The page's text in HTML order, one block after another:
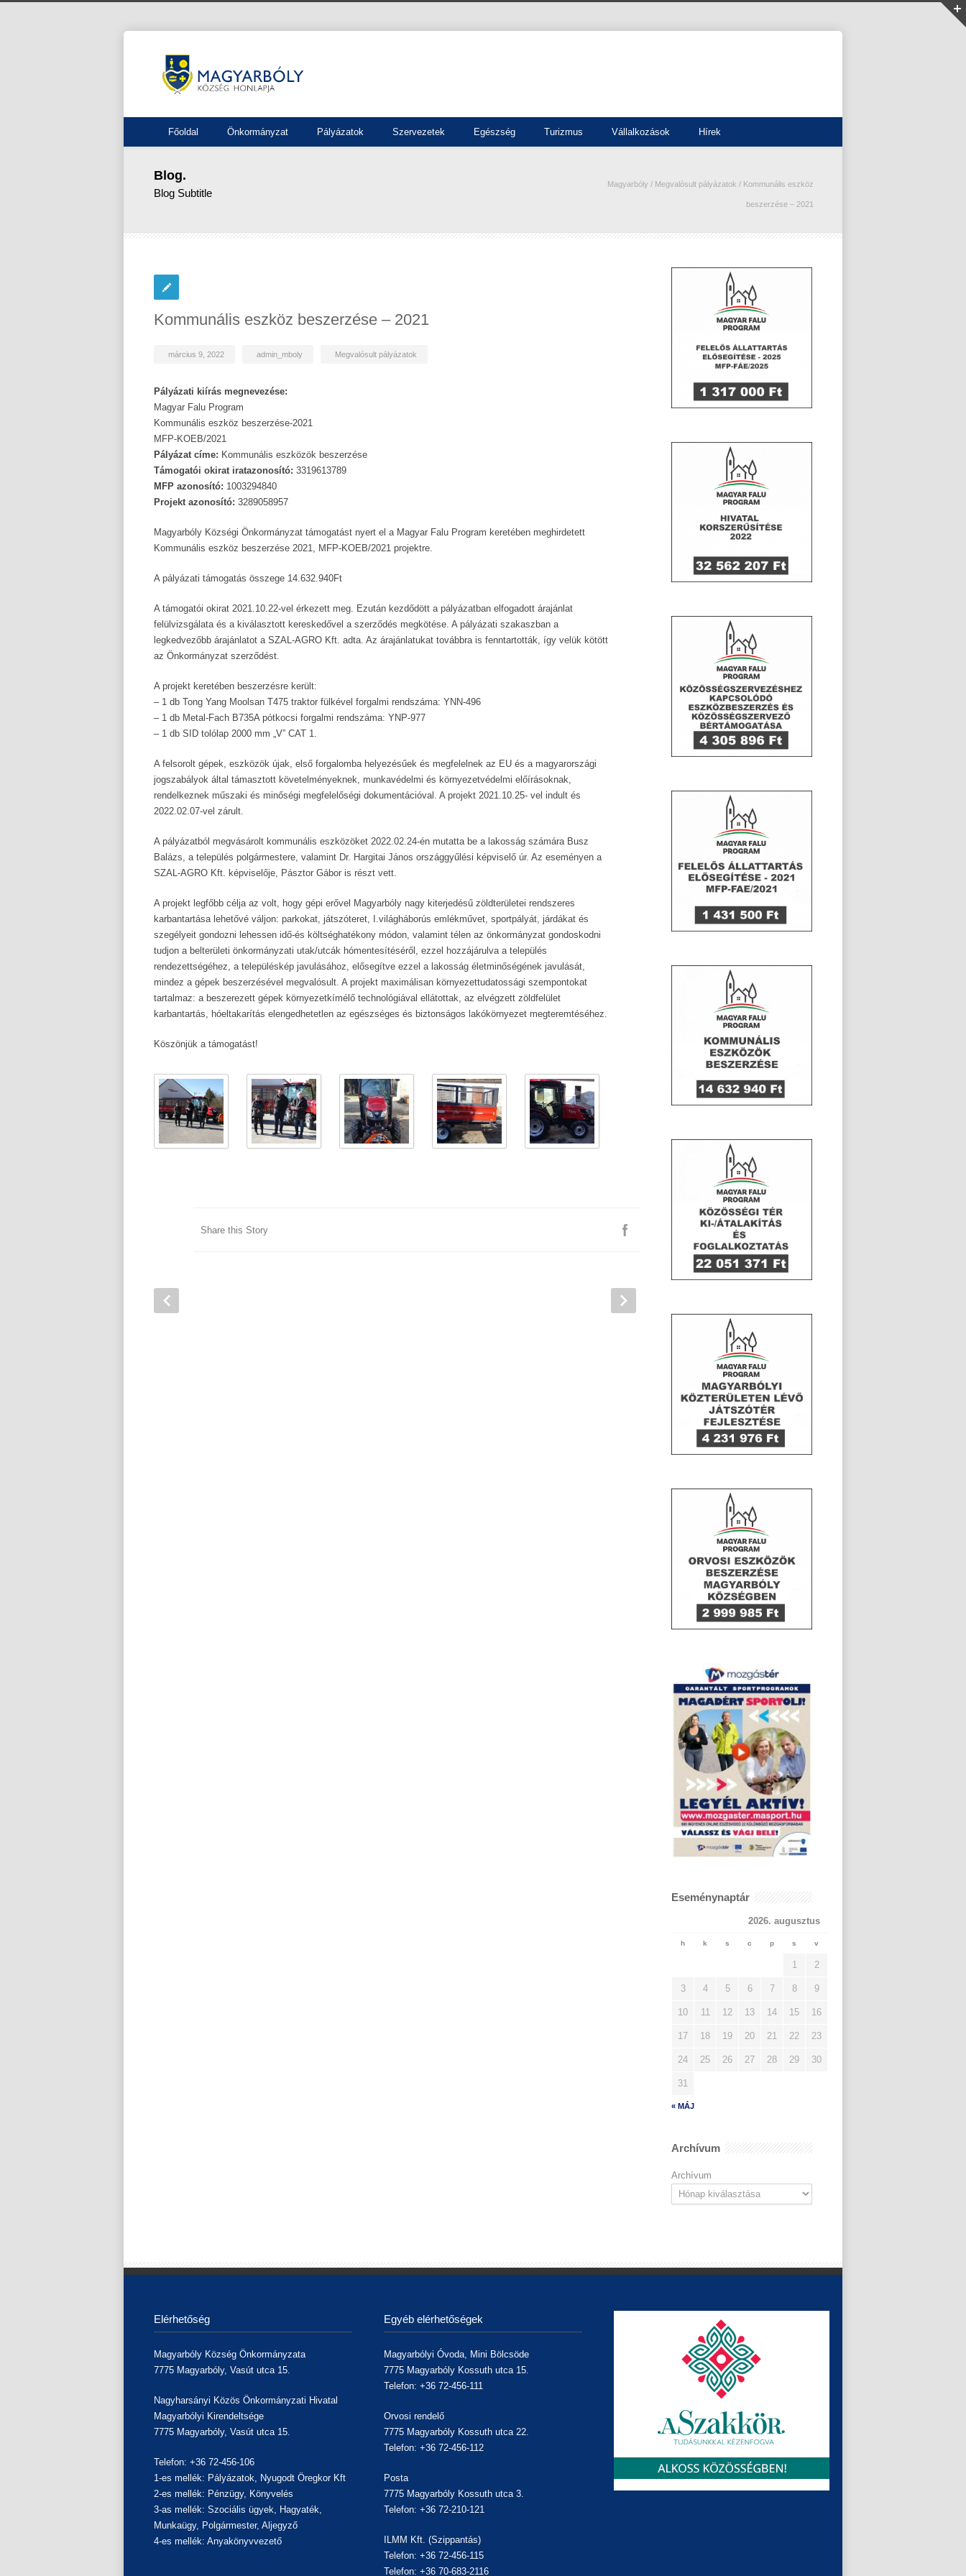
Főoldal Önkormányzat Pályázatok Szervezetek Egészség Turizmus Vállalkozások Hírek
Blog.
Blog Subtitle
Magyarbóly / Megvalósult pályázatok / Kommunális eszköz
beszerzése – 2021
Kommunális eszköz beszerzése – 2021
március 9, 2022 admin_mboly Megvalósult pályázatok
Pályázati kiírás megnevezése:
Magyar Falu Program
Kommunális eszköz beszerzése-2021
MFP-KOEB/2021
Pályázat címe: Kommunális eszközök beszerzése
Támogatói okirat iratazonosító: 3319613789
MFP azonosító: 1003294840
Projekt azonosító: 3289058957
Magyarbóly Községi Önkormányzat támogatást nyert el a Magyar Falu Program keretében meghirdetett
Kommunális eszköz beszerzése 2021, MFP-KOEB/2021 projektre.
A pályázati támogatás összege 14.632.940Ft
A támogatói okirat 2021.10.22-vel érkezett meg. Ezután kezdődött a pályázatban elfogadott árajánlat
felülvizsgálata és a kiválasztott kereskedővel a szerződés megkötése. A pályázati szakaszban a
legkedvezőbb árajánlatot a SZAL-AGRO Kft. adta. Az árajánlatukat továbbra is fenntartották, így velük kötött
az Önkormányzat szerződést.
A projekt keretében beszerzésre került:
– 1 db Tong Yang Moolsan T475 traktor fülkével forgalmi rendszáma: YNN-496
– 1 db Metal-Fach B735A pótkocsi forgalmi rendszáma: YNP-977
– 1 db SID tolólap 2000 mm „V” CAT 1.
A felsorolt gépek, eszközök újak, első forgalomba helyezésűek és megfelelnek az EU és a magyarországi
jogszabályok által támasztott követelményeknek, munkavédelmi és környezetvédelmi előírásoknak,
rendelkeznek műszaki és minőségi megfelelőségi dokumentációval. A projekt 2021.10.25- vel indult és
2022.02.07-vel zárult.
A pályázatból megvásárolt kommunális eszközöket 2022.02.24-én mutatta be a lakosság számára Busz
Balázs, a település polgármestere, valamint Dr. Hargitai János országgyűlési képviselő úr. Az eseményen a
SZAL-AGRO Kft. képviselője, Pásztor Gábor is részt vett.
A projekt legfőbb célja az volt, hogy gépi erővel Magyarbóly nagy kiterjedésű zöldterületei rendszeres
karbantartása lehetővé váljon: parkokat, játszóteret, I.világháborús emlékművet, sportpályát, járdákat és
szegélyeit gondozni lehessen idő-és költséghatékony módon, valamint télen az önkormányzat gondoskodni
tudjon a belterületi önkormányzati utak/utcák hómentesítéséről, ezzel hozzájárulva a település
rendezettségéhez, a településkép javulásához, elősegítve ezzel a lakosság életminőségének javulását,
mindez a gépek beszerzésével megvalósult. A projekt maximálisan környezettudatossági szempontokat
tartalmaz: a beszerezett gépek környezetkímélő technológiával ellátottak, az elvégzett zöldfelület
karbantartás, hóeltakarítás elengedhetetlen az egészséges és biztonságos lakókörnyezet megteremtéséhez.
Köszönjük a támogatást!
Share this Story
Eseménynaptár
2026. augusztus
h k s c p s v
« MÁJ
1 2
3 4 5 6 7 8 9
10 11 12 13 14 15 16
17 18 19 20 21 22 23
24 25 26 27 28 29 30
31
Archívum
Archívum
Elérhetőség
Magyarbóly Község Önkormányzata
7775 Magyarbóly, Vasút utca 15.
Nagyharsányi Közös Önkormányzati Hivatal
Magyarbólyi Kirendeltsége
7775 Magyarbóly, Vasút utca 15.
Telefon: +36 72-456-106
1-es mellék: Pályázatok, Nyugodt Öregkor Kft
2-es mellék: Pénzügy, Könyvelés
3-as mellék: Szociális ügyek, Hagyaték,
Munkaügy, Polgármester, Aljegyző
4-es mellék: Anyakönyvvezető
Egyéb elérhetőségek
Magyarbólyi Óvoda, Mini Bölcsöde
7775 Magyarbóly Kossuth utca 15.
Telefon: +36 72-456-111
Orvosi rendelő
7775 Magyarbóly Kossuth utca 22.
Telefon: +36 72-456-112
Posta
7775 Magyarbóly Kossuth utca 3.
Telefon: +36 72-210-121
ILMM Kft. (Szippantás)
Telefon: +36 72-456-115
Telefon: +36 70-683-2116